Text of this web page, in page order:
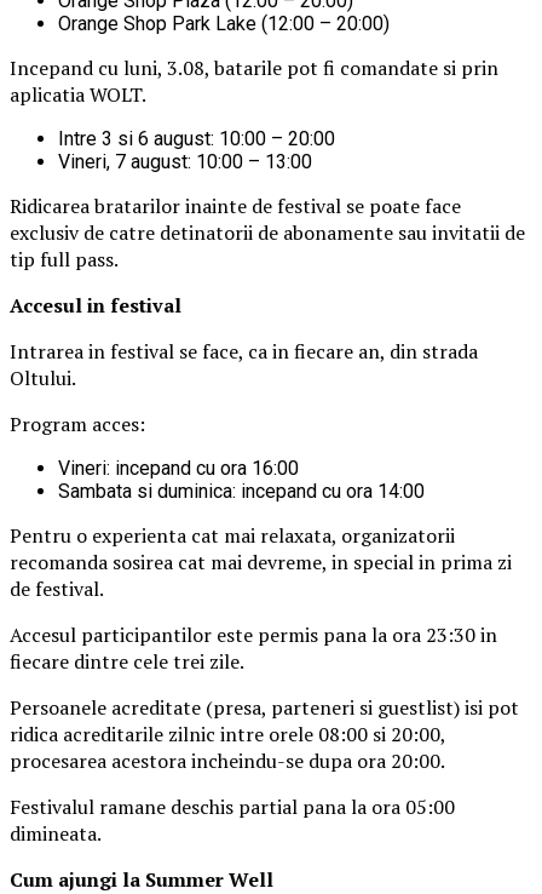
Orange Shop Park Lake (12:00 – 20:00)
Incepand cu luni, 3.08, batarile pot fi comandate si prin
aplicatia WOLT.
Intre 3 si 6 august: 10:00 – 20:00
Vineri, 7 august: 10:00 – 13:00
Ridicarea bratarilor inainte de festival se poate face
exclusiv de catre detinatorii de abonamente sau invitatii de
tip full pass.
Accesul in festival
Intrarea in festival se face, ca in fiecare an, din strada
Oltului.
Program acces:
Vineri: incepand cu ora 16:00
Sambata si duminica: incepand cu ora 14:00
Pentru o experienta cat mai relaxata, organizatorii
recomanda sosirea cat mai devreme, in special in prima zi
de festival.
Accesul participantilor este permis pana la ora 23:30 in
fiecare dintre cele trei zile.
Persoanele acreditate (presa, parteneri si guestlist) isi pot
ridica acreditarile zilnic intre orele 08:00 si 20:00,
procesarea acestora incheindu-se dupa ora 20:00.
Festivalul ramane deschis partial pana la ora 05:00
dimineata.
Cum ajungi la Summer Well